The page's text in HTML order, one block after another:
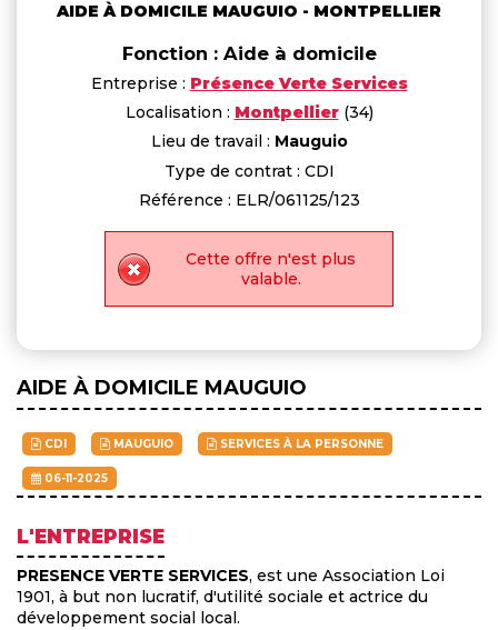
AIDE À DOMICILE MAUGUIO - MONTPELLIER
Fonction : Aide à domicile
Entreprise : Présence Verte Services
Localisation : Montpellier(34)
Lieu de travail : Mauguio
Type de contrat : CDI
Référence : ELR/061125/123
Cette offre n'est plus
valable.
AIDE À DOMICILE MAUGUIO
CDI MAUGUIO SERVICES À LA PERSONNE
06-11-2025
L'ENTREPRISE
PRESENCE VERTE SERVICES, est une Association Loi
1901, à but non lucratif, d'utilité sociale et actrice du
développement social local.